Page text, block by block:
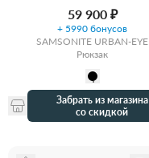
59 900 ₽
+ 5990 бонусов
SAMSONITE URBAN-EYE
Рюкзак
Забрать из магазина
со скидкой